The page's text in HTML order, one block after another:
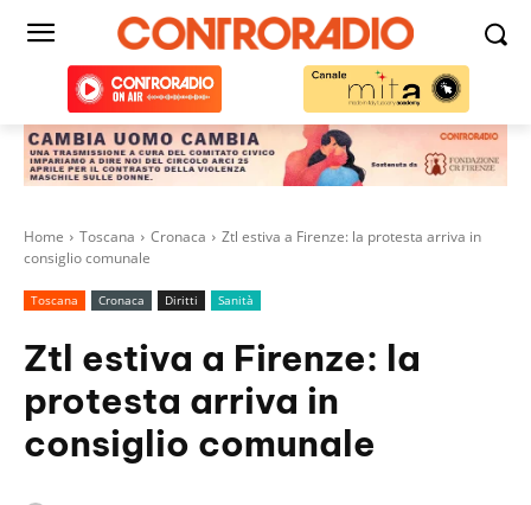
Home Toscana Cronaca
Ztl estiva a Firenze: la protesta arriva in
consiglio comunale
Toscana Cronaca Diritti Sanità
Ztl estiva a Firenze: la
protesta arriva in
consiglio comunale